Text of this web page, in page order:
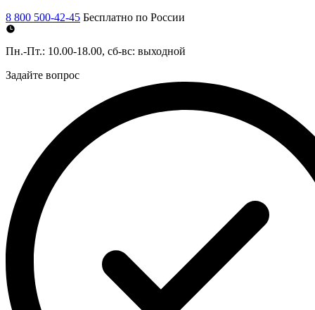
8 800 500-42-45 Бесплатно по России
Пн.-Пт.: 10.00-18.00, сб-вс: выходной
Задайте вопрос